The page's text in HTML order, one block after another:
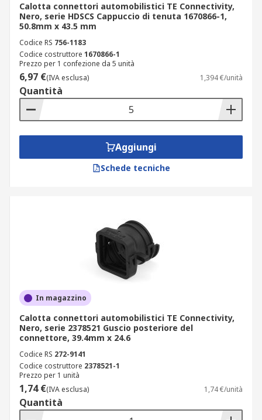
Calotta connettori automobilistici TE Connectivity,
Nero, serie HDSCS Cappuccio di tenuta 1670866-1,
50.8mm x 43.5 mm
Codice RS 756-1183
Codice costruttore 1670866-1
Prezzo per 1 confezione da 5 unità
6,97 €(IVA esclusa) 1,394 €/unità
Quantità
Aggiungi
Schede tecniche
In magazzino
Calotta connettori automobilistici TE Connectivity,
Nero, serie 2378521 Guscio posteriore del
connettore, 39.4mm x 24.6
Codice RS 272-9141
Codice costruttore 2378521-1
Prezzo per 1 unità
1,74 €(IVA esclusa) 1,74 €/unità
Quantità